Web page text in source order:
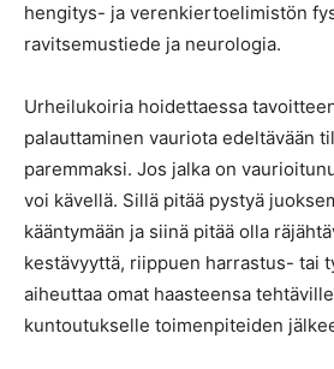
hengitys- ja verenkiertoelimistön
ravitsemustiede ja neurologia.
Urheilukoiria hoidettaessa
palauttaminen vauriota edeltävään
paremmaksi. Jos jalka on
voi kävellä. Sillä pitää pystyä
kääntymään ja siinä pitää olla
kestävyyttä, riippuen harrastus- tai
aiheuttaa omat haasteensa
kuntoutukselle toimenpiteiden